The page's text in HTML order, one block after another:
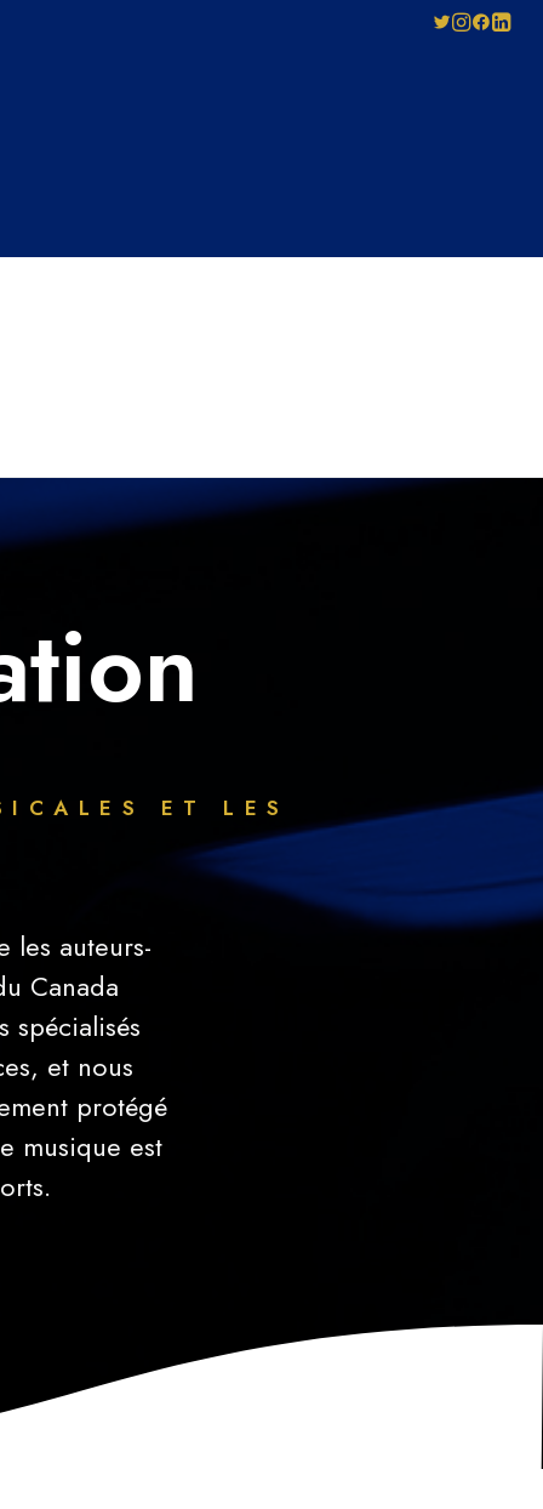
ET LES
les auteurs-
Canada
spécialisés
et nous
protégé
musique est